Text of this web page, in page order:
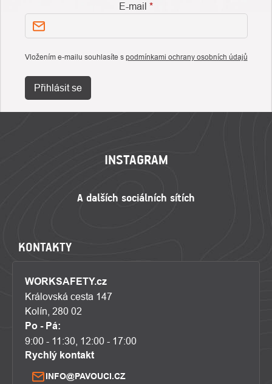
E-mail
Vložením e-mailu souhlasíte s podmínkami ochrany osobních údajů
Přihlásit se
INSTAGRAM
KONTAKTY
WORKSAFETY.cz
Královská cesta 147
Kolín, 280 02
Po - Pá:
9:00 - 11:30, 12:00 - 17:00
Rychlý kontakt
INFO@PAVOUCI.CZ